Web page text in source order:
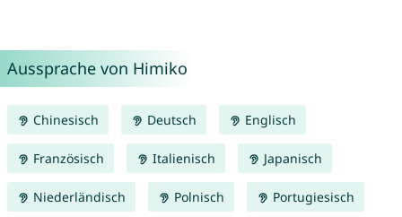
Aussprache von Himiko
Chinesisch Deutsch Englisch
Französisch Italienisch Japanisch
Niederländisch Polnisch Portugiesisch